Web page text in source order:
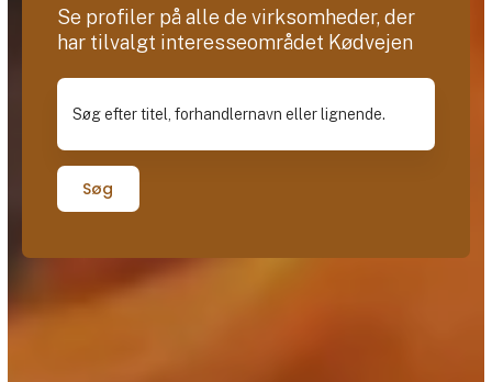
Se profiler på alle de virksomheder, der
har tilvalgt interesseområdet Kødvejen
Søg efter titel, forhandlernavn eller lignende.
Søg